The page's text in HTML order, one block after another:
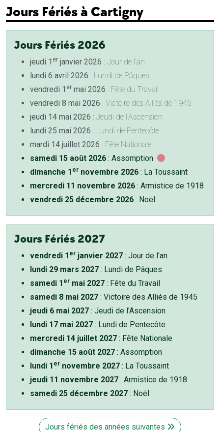
Jours Fériés à Cartigny
Jours Fériés 2026
jeudi 1 er janvier 2026 : Jour de l'an
lundi 6 avril 2026 : Lundi de Pâques
vendredi 1 er mai 2026 : Fête du Travail
vendredi 8 mai 2026 : Victoire des Alliés de 1945
jeudi 14 mai 2026 : Jeudi de l'Ascension
lundi 25 mai 2026 : Lundi de Pentecôte
mardi 14 juillet 2026 : Fête Nationale
samedi 15 août 2026 : Assomption
dimanche 1 er novembre 2026 : La Toussaint
mercredi 11 novembre 2026 : Armistice de 1918
vendredi 25 décembre 2026 : Noël
Jours Fériés 2027
vendredi 1 er janvier 2027 : Jour de l'an
lundi 29 mars 2027 : Lundi de Pâques
samedi 1 er mai 2027 : Fête du Travail
samedi 8 mai 2027 : Victoire des Alliés de 1945
jeudi 6 mai 2027 : Jeudi de l'Ascension
lundi 17 mai 2027 : Lundi de Pentecôte
mercredi 14 juillet 2027 : Fête Nationale
dimanche 15 août 2027 : Assomption
lundi 1 er novembre 2027 : La Toussaint
jeudi 11 novembre 2027 : Armistice de 1918
samedi 25 décembre 2027 : Noël
Jours fériés des années suivantes